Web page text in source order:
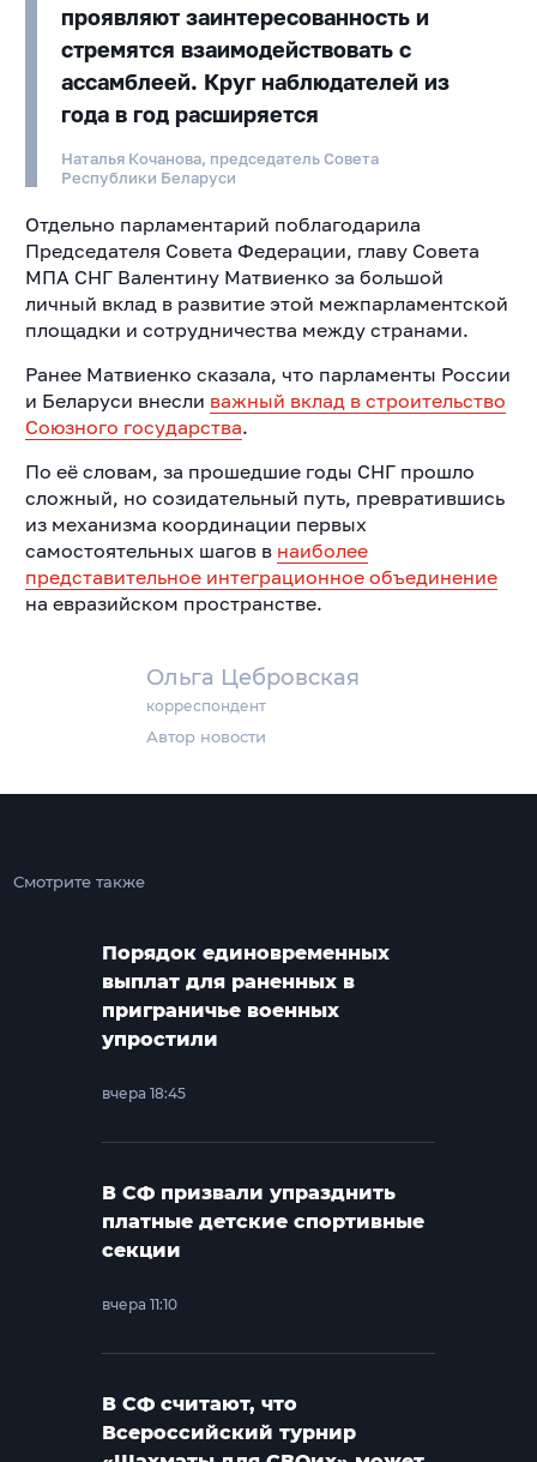
Ольга Цебровская
корреспондент
Автор новости
проявляют заинтересованность и
стремятся взаимодействовать с
ассамблеей. Круг наблюдателей из
года в год расширяется
Наталья Кочанова, председатель Совета
Республики Беларуси
Отдельно парламентарий поблагодарила
Председателя Совета Федерации, главу Совета
МПА СНГ Валентину Матвиенко за большой
личный вклад в развитие этой межпарламентской
площадки и сотрудничества между странами.
Ранее Матвиенко сказала, что парламенты России
и Беларуси внесли важный вклад в строительство
Союзного государства.
По её словам, за прошедшие годы СНГ прошло
сложный, но созидательный путь, превратившись
из механизма координации первых
самостоятельных шагов в наиболее
представительное интеграционное объединение
на евразийском пространстве.
Смотрите также
Порядок единовременных
выплат для раненных в
приграничье военных
упростили
вчера 18:45
В СФ призвали упразднить
платные детские спортивные
секции
вчера 11:10
В СФ считают, что
Всероссийский турнир